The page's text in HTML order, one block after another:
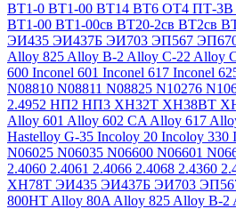
ВТ1-0 ВТ1-00 ВТ14 ВТ6 ОТ4 ПТ-3В
ВТ1-00 ВТ1-00св ВТ20-2св ВТ2св
ЭИ435 ЭИ437Б ЭИ703 ЭП567
Alloy 825 Alloy B-2 Alloy C-22 Alloy
600 Inconel 601 Inconel 617 Inconel
N08810 N08811 N08825 N10276
2.4952 НП2 НП3 ХН32Т ХН38ВТ
Alloy 601 Alloy 602 CA Alloy 617
Hastelloy G-35 Incoloy 20 Incoloy 330
N06025 N06035 N06600 N06601
2.4060 2.4061 2.4066 2.4068 2.4360
ХН78Т ЭИ435 ЭИ437Б ЭИ703
800HT Alloy 80A Alloy 825 Alloy B-2